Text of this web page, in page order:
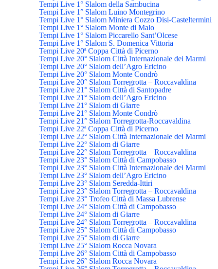
Tempi Live 1° Slalom della Sambucina
Tempi Live 1° Slalom Luino Montegrino
Tempi Live 1° Slalom Miniera Cozzo Disi-Casteltermini
Tempi Live 1° Slalom Monte di Malo
Tempi Live 1° Slalom Piccarello Sant’Olcese
Tempi Live 1° Slalom S. Domenica Vittoria
Tempi Live 20ª Coppa Città di Picerno
Tempi Live 20° Slalom Città Internazionale dei Marmi
Tempi Live 20° Slalom dell’Agro Ericino
Tempi Live 20° Slalom Monte Condrò
Tempi Live 20° Slalom Torregrotta – Roccavaldina
Tempi Live 21° Slalom Città di Santopadre
Tempi Live 21° Slalom dell’Agro Ericino
Tempi Live 21° Slalom di Giarre
Tempi Live 21° Slalom Monte Condrò
Tempi Live 21° Slalom Torregrotta-Roccavaldina
Tempi Live 22ª Coppa Città di Picerno
Tempi Live 22° Slalom Città Internazionale dei Marmi
Tempi Live 22° Slalom di Giarre
Tempi Live 22° Slalom Torregrotta – Roccavaldina
Tempi Live 23° Slalom Città di Campobasso
Tempi Live 23° Slalom Città Internazionale dei Marmi
Tempi Live 23° Slalom dell’Agro Ericino
Tempi Live 23° Slalom Seredda-Ittiri
Tempi Live 23° Slalom Torregrotta – Roccavaldina
Tempi Live 23° Trofeo Città di Massa Lubrense
Tempi Live 24° Slalom Città di Campobasso
Tempi Live 24° Slalom di Giarre
Tempi Live 24° Slalom Torregrotta – Roccavaldina
Tempi Live 25° Slalom Città di Campobasso
Tempi Live 25° Slalom di Giarre
Tempi Live 25° Slalom Rocca Novara
Tempi Live 26° Slalom Città di Campobasso
Tempi Live 26° Slalom Rocca Novara